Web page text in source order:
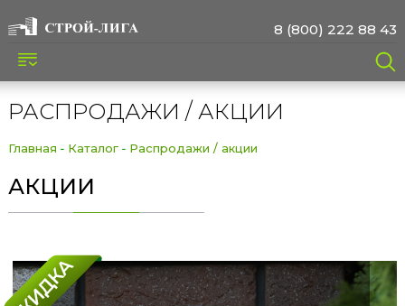
8 (800) 222 88 43
РАСПРОДАЖИ / АКЦИИ
Главная Каталог Распродажи / акции
АКЦИИ